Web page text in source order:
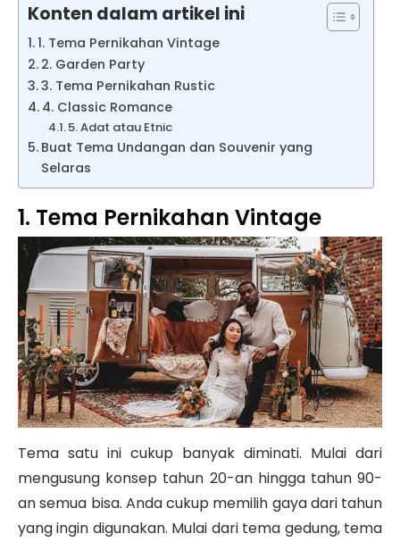
Konten dalam artikel ini
1. Tema Pernikahan Vintage
2. Garden Party
3. Tema Pernikahan Rustic
4. Classic Romance
5. Adat atau Etnic
Buat Tema Undangan dan Souvenir yang
Selaras
1. Tema Pernikahan Vintage
Tema satu ini cukup banyak diminati. Mulai dari
mengusung konsep tahun 20-an hingga tahun 90-
an semua bisa. Anda cukup memilih gaya dari tahun
yang ingin digunakan. Mulai dari tema gedung, tema